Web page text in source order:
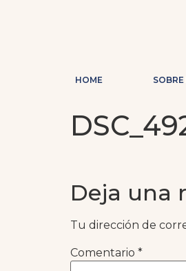
HOME SOBRE
Deja una
Tu dirección de
Comentario *